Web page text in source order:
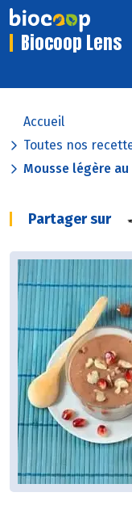
Biocoop Lens
Accueil
Toutes nos
Mousse légère
Partager sur